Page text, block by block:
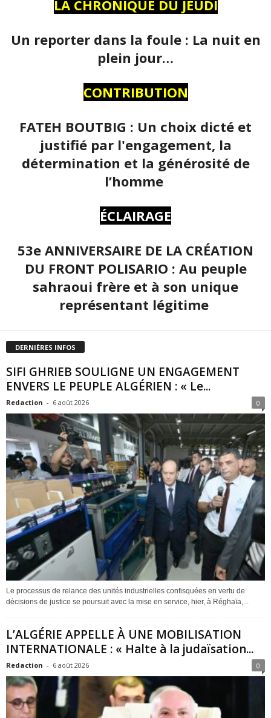
LA CHRONIQUE DU JEUDI
Un reporter dans la foule : La nuit en
plein jour…
CONTRIBUTION
FATEH BOUTBIG : Un choix dicté et
justifié par l'engagement, la
détermination et la générosité de
l’homme
ÉCLAIRAGE
53e ANNIVERSAIRE DE LA CRÉATION
DU FRONT POLISARIO : Au peuple
sahraoui frère et à son unique
représentant légitime
DERNIÈRES INFOS
SIFI GHRIEB SOULIGNE UN ENGAGEMENT
ENVERS LE PEUPLE ALGÉRIEN : « Le...
Redaction - 6 août 2026 0
Le processus de relance des unités industrielles confisquées en vertu de
décisions de justice se poursuit avec la mise en service, hier, à Réghaïa,...
L’ALGÉRIE APPELLE À UNE MOBILISATION
INTERNATIONALE : « Halte à la judaïsation...
Redaction - 6 août 2026 0